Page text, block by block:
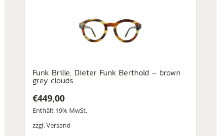
Funk Brille, Dieter Funk Berthold – brown
grey clouds
€449,00
Enthält 19% MwSt.
zzgl.Versand